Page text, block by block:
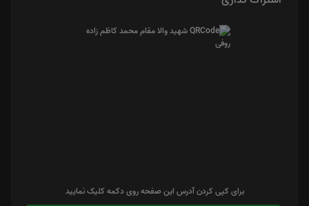
برای کپی کردن آدرس این صفحه روی دکمه کلیک نمایید